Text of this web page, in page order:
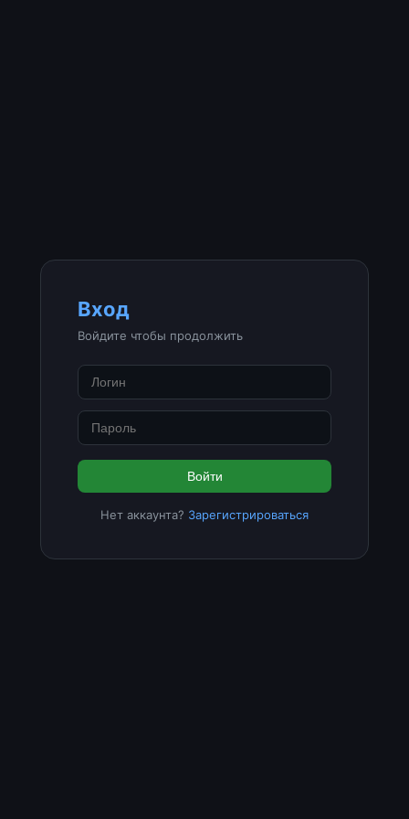
Вход
Войдите чтобы продолжить
Войти
Нет аккаунта? Зарегистрироваться